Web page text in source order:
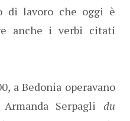
di lavoro che oggi è
anche i verbi citati
a Bedonia operavano
Serpagli du